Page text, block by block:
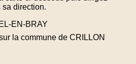
sa direction.
EN-BRAY
la commune de CRILLON